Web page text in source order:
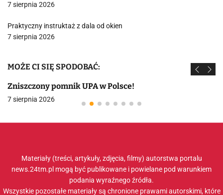
7 sierpnia 2026
Praktyczny instruktaż z dala od okien
7 sierpnia 2026
MOŻE CI SIĘ SPODOBAĆ:
Zniszczony pomnik UPA w Polsce!
7 sierpnia 2026
Materiały (treści, artykuły, zdjęcia, filmy) autorstwa portalu
news.24tm.pl mogą być publikowane i powielane pod warunkiem
podania wyraźnego źródła.
Wszystkie pozostałe materiały są chronione prawami autorskimi, które